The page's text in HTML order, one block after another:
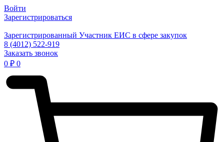
Войти
Зарегистрироваться
Зарегистрированный Участник ЕИС в сфере закупок
8 (4012) 522-919
Заказать звонок
0 ₽ 0